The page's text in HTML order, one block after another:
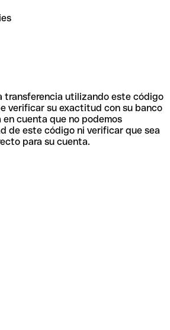
transferencia utilizando este código
verificar su exactitud con su banco
cuenta que no podemos
de este código ni verificar que sea
para su cuenta.